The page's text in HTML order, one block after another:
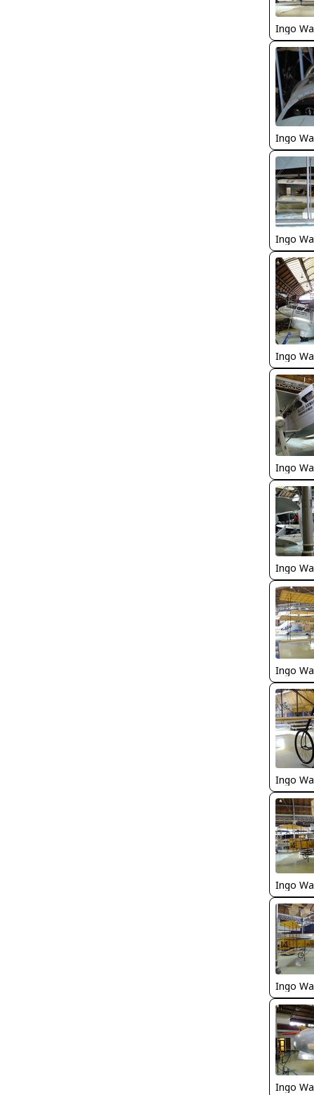
Ingo
Ingo
Ingo
Ingo
Ingo
Ingo
Ingo
Ingo
Ingo
Ingo
Ingo